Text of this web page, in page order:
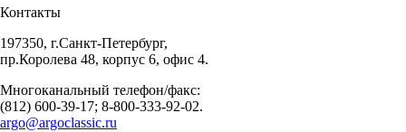
Контакты
197350, г.Санкт-Петербург,
пр.Королева 48, корпус 6, офис 4.
Многоканальный телефон/факс:
(812) 600-39-17; 8-800-333-92-02.
argo@argoclassic.ru